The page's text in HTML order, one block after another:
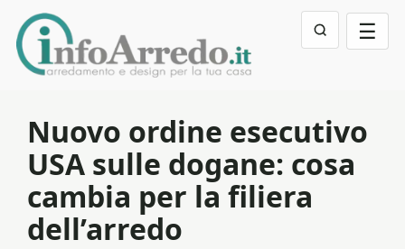
☰
Nuovo ordine esecutivo
USA sulle dogane: cosa
cambia per la filiera
dell’arredo